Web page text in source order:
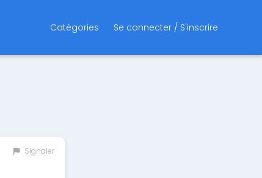
Catégories Se connecter / S'inscrire
Signaler